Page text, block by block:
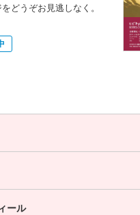
どうぞお見逃しなく。
ール